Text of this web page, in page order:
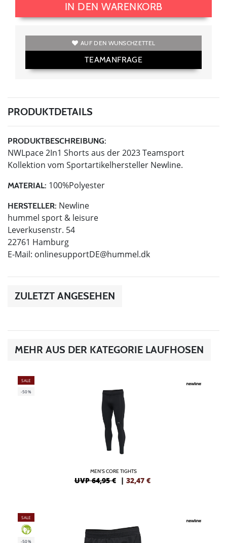
IN DEN WARENKORB
AUF DEN WUNSCHZETTEL
TEAMANFRAGE
PRODUKTDETAILS
PRODUKTBESCHREIBUNG:
NWLpace 2In1 Shorts aus der 2023 Teamsport
Kollektion vom Sportartikelhersteller Newline.
MATERIAL: 100%Polyester
HERSTELLER: Newline
hummel sport & leisure
Leverkusenstr. 54
22761 Hamburg
E-Mail: onlinesupportDE@hummel.dk
ZULETZT ANGESEHEN
MEHR AUS DER KATEGORIE LAUFHOSEN
SALE
-50%
MEN'S CORE TIGHTS
UVP 64,95 € | 32,47 €
SALE
GREEN
-50%